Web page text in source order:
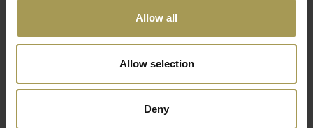
Allow all
Allow selection
Deny
projectmarkt omdat ze de nodige ergonomische vereisten
kantoormeubilair en BNO stoelen en werk deze week nog in
uw vernieuwde omgeving!
vergaderstoel/bureaustoelbureaustoel